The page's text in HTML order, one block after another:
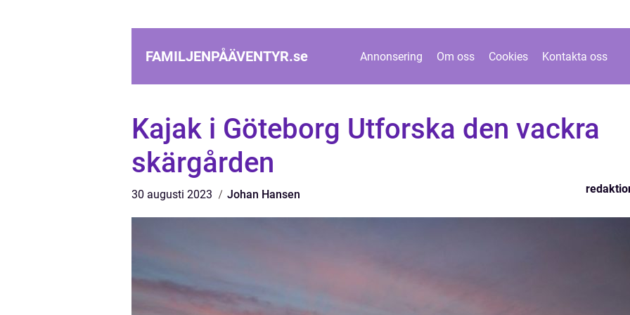
FAMILJENPÅÄVENTYR.se Annonsering Om oss Cookies Kontakta oss
Kajak i Göteborg Utforska den vackra
skärgården
30 augusti 2023 Johan Hansen